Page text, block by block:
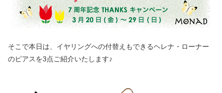
そこで本日は、イヤリングへの付替えもできるヘレナ・ローナー
のピアスを3点ご紹介いたします♪